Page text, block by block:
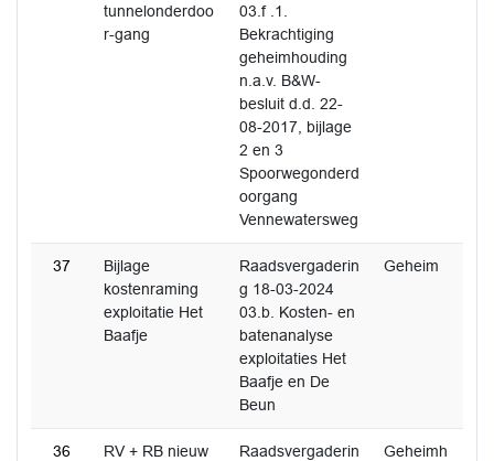
tunnelonderdoo
r-gang
03.f .1.
Bekrachtiging
geheimhouding
n.a.v. B&W-
besluit d.d. 22-
08-2017, bijlage
2 en 3
Spoorwegonderd
oorgang
Vennewatersweg
37
Bijlage
kostenraming
exploitatie Het
Baafje
Raadsvergaderin
g 18-03-2024
03.b. Kosten- en
batenanalyse
exploitaties Het
Baafje en De
Beun
Geheim
36
RV + RB nieuw
Raadsvergaderin
Geheimh